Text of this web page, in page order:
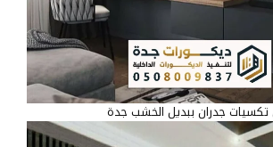
جدران ببديل الخشب جدة